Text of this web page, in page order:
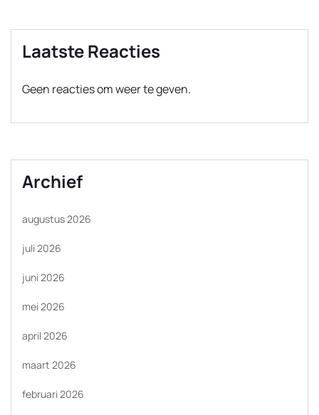
Laatste Reacties
Geen reacties om weer te geven.
Archief
augustus 2026
juli 2026
juni 2026
mei 2026
april 2026
maart 2026
februari 2026